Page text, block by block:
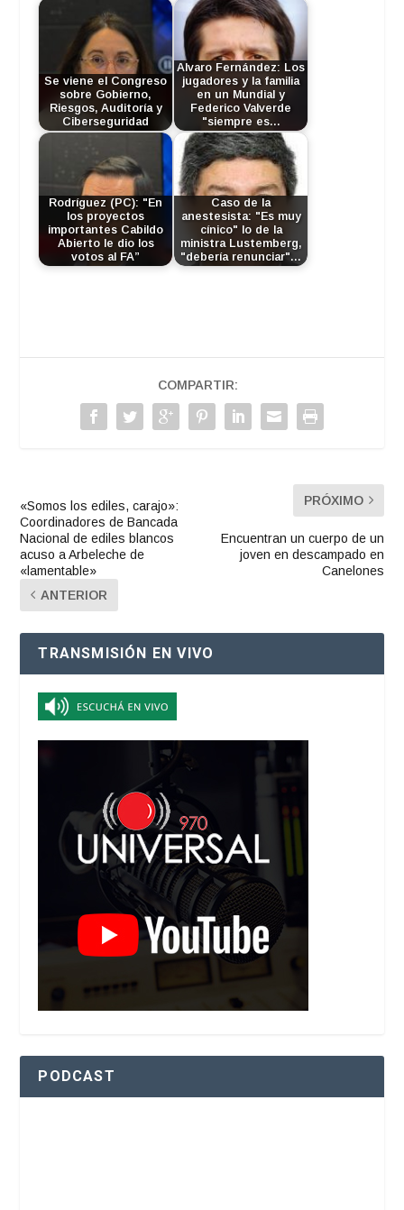
Se viene el Congreso
sobre Gobierno,
Riesgos, Auditoría y
Ciberseguridad
Alvaro Fernández: Los
jugadores y la familia
en un Mundial y
Federico Valverde
"siempre es…
Rodríguez (PC): "En
los proyectos
importantes Cabildo
Abierto le dio los
votos al FA”
Caso de la
anestesista: "Es muy
cínico" lo de la
ministra Lustemberg,
"debería renunciar"…
COMPARTIR:
«Somos los ediles, carajo»:
Coordinadores de Bancada
Nacional de ediles blancos
acuso a Arbeleche de
«lamentable»
ANTERIOR
PRÓXIMO
Encuentran un cuerpo de un
joven en descampado en
Canelones
TRANSMISIÓN EN VIVO
PODCAST